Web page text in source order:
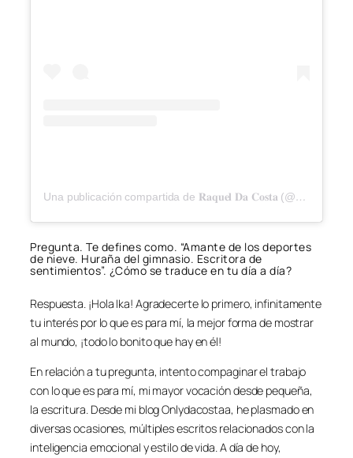
Una publicación compartida de 𝐑𝐚𝐪𝐮𝐞𝐥 𝐃𝐚 𝐂𝐨𝐬𝐭𝐚 (@ra.dacosta)
Pregunta. Te defines como. “Amante de los deportes
de nieve. Huraña del gimnasio. Escritora de
sentimientos”. ¿Cómo se traduce en tu día a día?
Respuesta. ¡Hola Ika! Agradecerte lo primero, infinitamente
tu interés por lo que es para mí, la mejor forma de mostrar
al mundo, ¡todo lo bonito que hay en él!
En relación a tu pregunta, intento compaginar el trabajo
con lo que es para mí, mi mayor vocación desde pequeña,
la escritura. Desde mi blog Onlydacostaa, he plasmado en
diversas ocasiones, múltiples escritos relacionados con la
inteligencia emocional y estilo de vida. A día de hoy,